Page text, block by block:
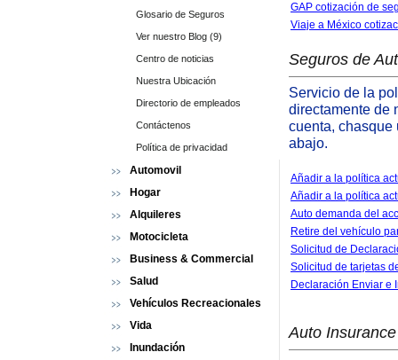
Glosario de Seguros
Ver nuestro Blog (9)
Centro de noticias
Nuestra Ubicación
Directorio de empleados
Contáctenos
Política de privacidad
Automovil
Hogar
Alquileres
Motocicleta
Business & Commercial
Salud
Vehículos Recreacionales
Vida
Inundación
GAP cotización de
Viaje a México
Seguros de
Servicio de la
directamente de
cuenta,
abajo.
Añadir a la política
Añadir a la política
Auto demanda del
Retire del vehículo
Solicitud de
Solicitud de tarjetas
Declaración Enviar e
Auto